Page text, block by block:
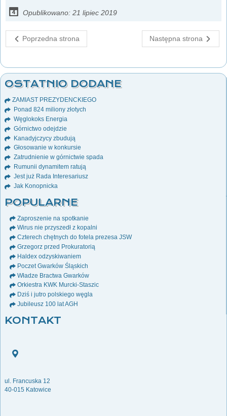
Opublikowano: 21 lipiec 2019
Poprzedna strona Następna strona
OSTATNIO DODANE
ZAMIAST PREZYDENCKIEGO
Ponad 824 miliony złotych
Węglokoks Energia
Górnictwo odejdzie
Kanadyjczycy zbudują
Głosowanie w konkursie
Zatrudnienie w górnictwie spada
Rumunii dynamitem ratują
Jest już Rada Interesariusz
Jak Konopnicka
POPULARNE
Zaproszenie na spotkanie
Wirus nie przyszedł z kopalni
Czterech chętnych do fotela prezesa JSW
Grzegorz przed Prokuratorią
Haldex odzyskiwaniem
Poczet Gwarków Śląskich
Władze Bractwa Gwarków
Orkiestra KWK Murcki-Staszic
Dziś i jutro polskiego węgla
Jubileusz 100 lat AGH
KONTAKT
ul. Francuska 12
40-015 Katowice